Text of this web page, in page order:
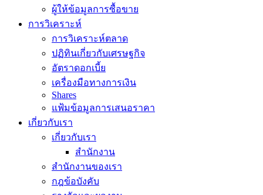
ผู้ให้ข้อมูลการซื้อขาย
การวิเคราะห์
การวิเคราะห์ตลาด
ปฏิทินเกี่ยวกับเศรษฐกิจ
อัตราดอกเบี้ย
เครื่องมือทางการเงิน
Shares
แฟ้มข้อมูลการเสนอราคา
เกี่ยวกับเรา
เกี่ยวกับเรา
สำนักงาน
สำนักงานของเรา
กฎข้อบังคับ